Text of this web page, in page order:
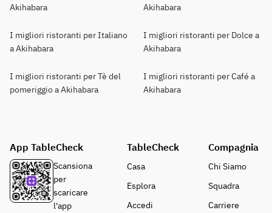
Akihabara
Akihabara
I migliori ristoranti per Italiano
a Akihabara
I migliori ristoranti per Dolce a
Akihabara
I migliori ristoranti per Tè del
pomeriggio a Akihabara
I migliori ristoranti per Café a
Akihabara
App TableCheck
Scansiona
per
scaricare
l'app
TableCheck
Casa
Esplora
Accedi
Compagnia
Chi Siamo
Squadra
Carriere